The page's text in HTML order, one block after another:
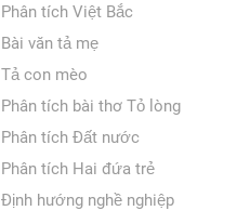
Phân tích Việt Bắc
Bài văn tả mẹ
Tả con mèo
Phân tích bài thơ Tỏ lòng
Phân tích Đất nước
Phân tích Hai đứa trẻ
Định hướng nghề nghiệp